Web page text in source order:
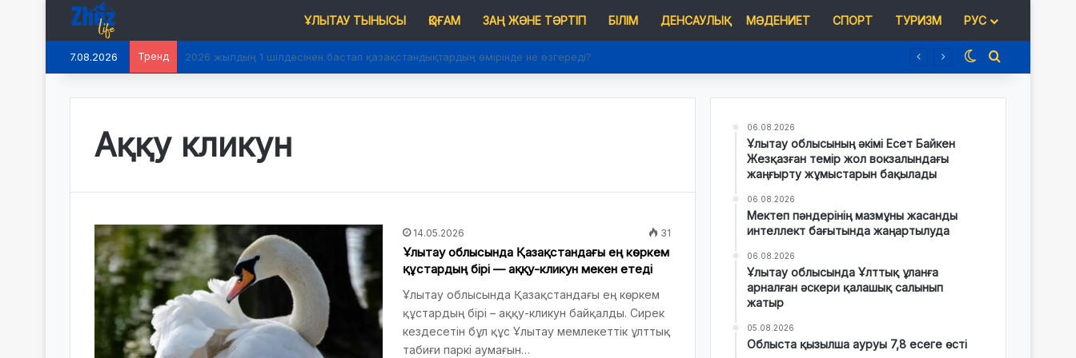
ҰЛЫТАУ ТЫНЫСЫ ҚОҒАМ ЗАҢ ЖӘНЕ ТӘРТІП БІЛІМ ДЕНСАУЛЫҚ МӘДЕНИЕТ СПОРТ ТУРИЗМ РУС
7.08.2026 Тренд 2026 жылдың 1 шілдесінен бастап қазақстандықтардың өмірінде не өзгереді? Switch skin
Іздеу
Аққу кликун
14.05.2026 31
Ұлытау облысында Қазақстандағы ең көркем
құстардың бірі — аққу-кликун мекен етеді
Ұлытау облысында Қазақстандағы ең көркем
құстардың бірі – аққу-кликун байқалды. Сирек
кездесетін бұл құс Ұлытау мемлекеттік ұлттық
табиғи паркі аумағын…
06.08.2026
Ұлытау облысының әкімі Есет Байкен
Жезқазған темір жол вокзалындағы
жаңғырту жұмыстарын бақылады
06.08.2026
Мектеп пәндерінің мазмұны жасанды
интеллект бағытында жаңартылуда
06.08.2026
Ұлытау облысында Ұлттық ұланға
арналған әскери қалашық салынып
жатыр
05.08.2026
Облыста қызылша ауруы 7,8 есеге өсті